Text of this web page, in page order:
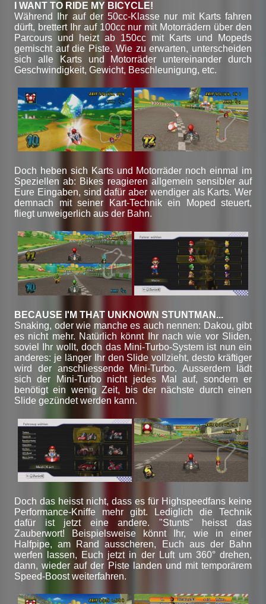
I WANT TO RIDE MY BICYCLE!
Während Ihr auf der 50cc-Klasse nur mit Karts fahren
dürft, brettert Ihr auf 100cc nur mit Motorrädern über den
Parcours und heizt ab 150cc mit Karts und Mopeds
gemischt auf die Piste. Wie zu erwarten, unterscheiden
sich alle Karts und Motorräder untereinander durch
Geschwindigkeit, Gewicht, Beschleunigung, etc.
Doch heben sich Karts und Motorräder noch einmal im
Speziellen ab: Bikes reagieren allgemein sensibler auf
Eure Eingaben, sind dafür aber wendiger als Karts. Wer
demnach mit seiner Kart-Technik ein Moped steuert,
fliegt unweigerlich aus der Bahn.
BECAUSE I'M THAT UNKNOWN STUNTMAN...
Snaking, oder wie manche es auch nennen: Dakou, gibt
es nicht mehr. Natürlich könnt Ihr nach wie vor Sliden,
soviel Ihr wollt, doch das Mini-Turbo-System ist nun ein
anderes: je länger Ihr den Slide vollzieht, desto kräftiger
wird der anschliessende Mini-Turbo. Ausserdem lädt
sich der Mini-Turbo nicht jedes Mal auf, sondern er
benötigt ein wenig Zeit, bis der nächste durch einen
Slide gezündet werden kann.
Doch das heisst nicht, dass es für Highspeedfans keine
Performance-Kniffe mehr gibt. Lediglich die Technik
dafür ist jetzt eine andere. "Stunts" heisst das
Zauberwort! Beispielsweise könnt Ihr, wie in einer
Halfpipe, am Rand ausscheren, Euch aus der Bahn
werfen lassen, Euch jetzt in der Luft um 360° drehen,
dann, wieder auf der Piste landen und mit temporärem
Speed-Boost weiterfahren.